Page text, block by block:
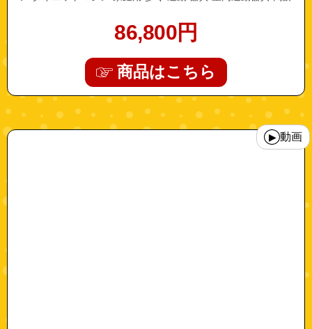
86,800円
商品はこちら
"walkingpad_x21_trx21f"
▶ 動画